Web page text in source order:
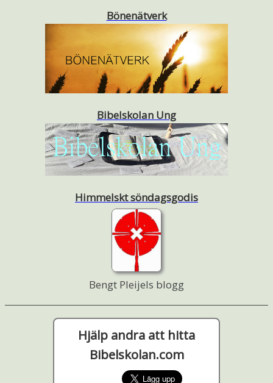
Bönenätverk
Bibelskolan Ung
Himmelskt söndagsgodis
Bengt Pleijels blogg
Hjälp andra att hitta
Bibelskolan.com